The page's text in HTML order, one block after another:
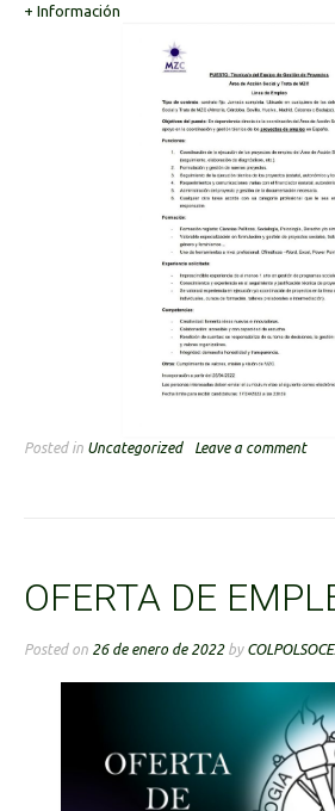
+ Información
Posted in Uncategorized Leave a comment
OFERTA DE
Posted on 26 de enero de 2022by